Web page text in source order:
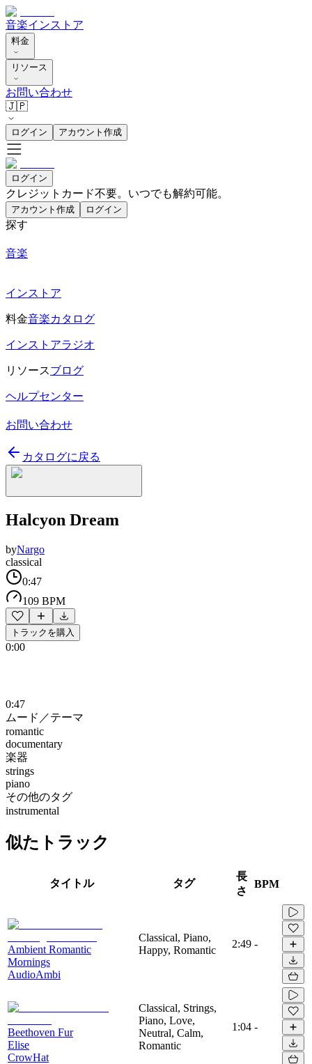
音楽インストア
料金
リソース
お問い合わせ
🇯🇵
ログイン アカウント作成
ログイン
クレジットカード不要。いつでも解約可能。
アカウント作成 ログイン
探す
音楽
インストア
料金音楽カタログ
インストアラジオ
リソースブログ
ヘルプセンター
お問い合わせ
カタログに戻る
Halcyon Dream
byNargo
classical
0:47
109 BPM
トラックを購入
0:00
0:47
ムード／テーマ
romantic
documentary
楽器
strings
piano
その他のタグ
instrumental
似たトラック
タイトル タグ
長
さ
BPM
Ambient Romantic
Mornings
AudioAmbi
Classical, Piano,
Happy, Romantic
2:49 -
Beethoven Fur
Elise
CrowHat
Classical, Strings,
Piano, Love,
Neutral, Calm,
Romantic
1:04 -